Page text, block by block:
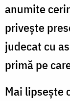
anumite
privește
judecat cu
primă pe
Mai lipsește